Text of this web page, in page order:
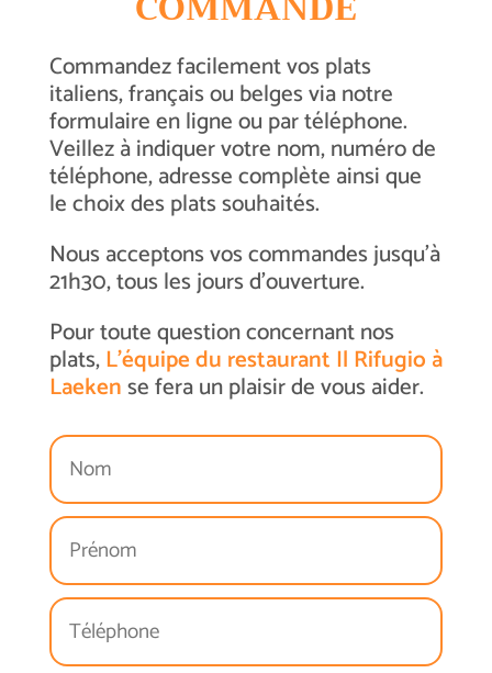
Commandez facilement vos plats
italiens, français ou belges via notre
formulaire en ligne ou par téléphone.
Veillez à indiquer votre nom, numéro de
téléphone, adresse complète ainsi que
le choix des plats souhaités.
Nous acceptons vos commandes jusqu’à
21h30, tous les jours d’ouverture.
Pour toute question concernant nos
plats,L’équipe du restaurant Il Rifugio à
Laekense fera un plaisir de vous aider.